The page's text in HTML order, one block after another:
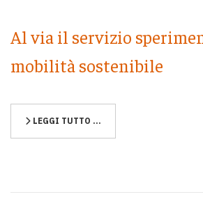
Al via il servizio
mobilità sostenibile
LEGGI TUTTO …